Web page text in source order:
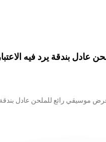
بندقة يرد فيه
موسيقي رائع للملحن عادل بندقة